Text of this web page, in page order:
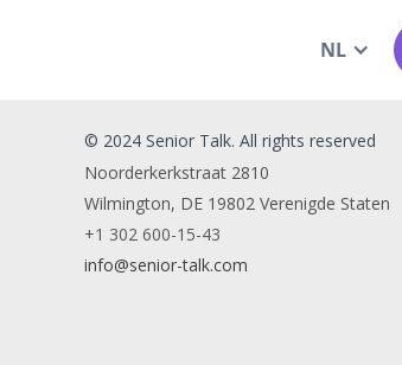
NL
© 2024 Senior Talk. All rights reserved
Noorderkerkstraat 2810
Wilmington, DE 19802 Verenigde Staten
+1 302 600-15-43
info@senior-talk.com